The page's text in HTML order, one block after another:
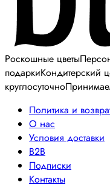
Роскошные цветы
подаркиКондитерский
круглосуточно
Политика и
О нас
Условия доставки
B2B
Подписки
Контакты